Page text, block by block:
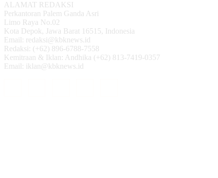
ALAMAT REDAKSI
Perkantoran Palem Ganda Asri
Limo Raya No.02
Kota Depok, Jawa Barat 16515, Indonesia
Email: redaksi@kbknews.id
Redaksi: (+62) 896-6788-7558
Kemitraan & Iklan: Andhika (+62) 813-7419-0357
Email: iklan@kbknews.id